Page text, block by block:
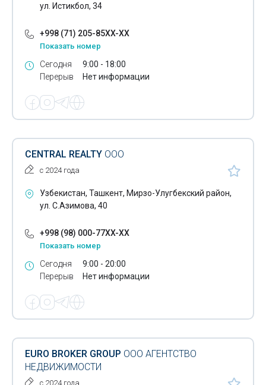
ул. Истикбол, 34
+998 (71) 205-85XX-XX
Показать номер
Сегодня
Перерыв
9:00 - 18:00
Нет информации
CENTRAL REALTY ООО
с 2024 года
Узбекистан, Ташкент, Мирзо-Улугбекский район,
ул. С.Азимова, 40
+998 (98) 000-77XX-XX
Показать номер
Сегодня
Перерыв
9:00 - 20:00
Нет информации
EURO BROKER GROUP ООО АГЕНТСТВО
НЕДВИЖИМОСТИ
с 2024 года